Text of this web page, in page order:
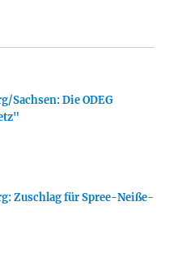
Sachsen: Die ODEG
Zuschlag für Spree-Neiße-